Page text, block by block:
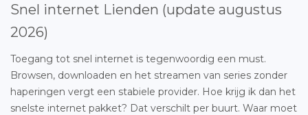
Snel internet Lienden (update augustus
2026)
Toegang tot snel internet is tegenwoordig een must.
Browsen, downloaden en het streamen van series zonder
haperingen vergt een stabiele provider. Hoe krijg ik dan het
snelste internet pakket? Dat verschilt per buurt. Waar moet